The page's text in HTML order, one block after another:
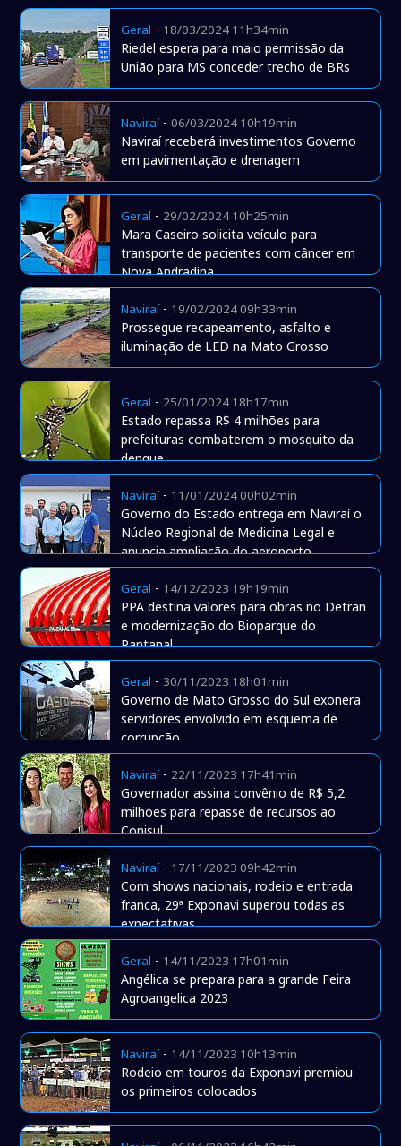
Geral - 18/03/2024 11h34min
Riedel espera para maio permissão da
União para MS conceder trecho de BRs
Naviraí-06/03/2024 10h19min
Naviraí receberá investimentos Governo
em pavimentação e drenagem
Geral - 29/02/2024 10h25min
Mara Caseiro solicita veículo para
transporte de pacientes com câncer em
Nova Andradina
Naviraí- 19/02/2024 09h33min
Prossegue recapeamento, asfalto e
iluminação de LED na Mato Grosso
Geral - 25/01/2024 18h17min
Estado repassa R$ 4 milhões para
prefeituras combaterem o mosquito da
dengue
Naviraí- 11/01/2024 00h02min
Governo do Estado entrega em Naviraí o
Núcleo Regional de Medicina Legal e
anuncia ampliação do aeroporto
Geral - 14/12/2023 19h19min
PPA destina valores para obras no Detran
e modernização do Bioparque do
Pantanal
Geral - 30/11/2023 18h01min
Governo de Mato Grosso do Sul exonera
servidores envolvido em esquema de
corrupção
Naviraí- 22/11/2023 17h41min
Governador assina convênio de R$ 5,2
milhões para repasse de recursos ao
Conisul
Naviraí- 17/11/2023 09h42min
Com shows nacionais, rodeio e entrada
franca, 29ª Exponavi superou todas as
expectativas
Geral - 14/11/2023 17h01min
Angélica se prepara para a grande Feira
Agroangelica 2023
Naviraí- 14/11/2023 10h13min
Rodeio em touros da Exponavi premiou
os primeiros colocados